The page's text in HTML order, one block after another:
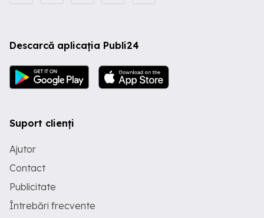
Descarcă aplicația Publi24
Suport clienți
Ajutor
Contact
Publicitate
Întrebări frecvente